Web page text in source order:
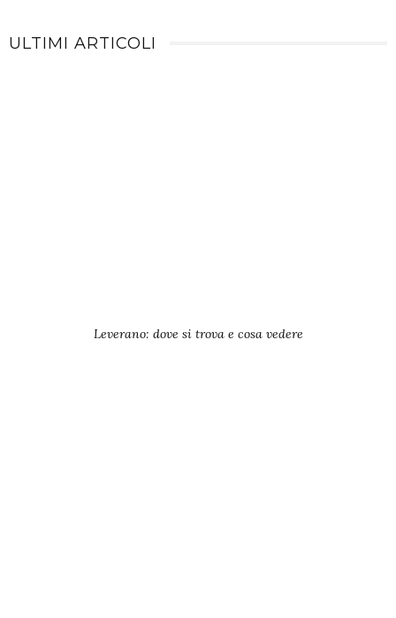
ULTIMI ARTICOLI
Leverano: dove si trova e cosa vedere